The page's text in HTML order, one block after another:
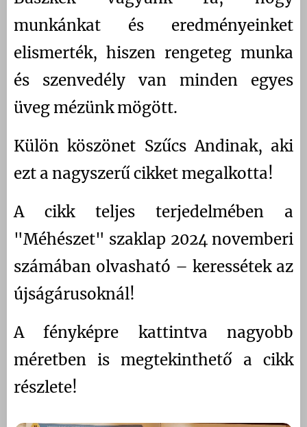
munkánkat és eredményeinket
elismerték, hiszen rengeteg munka
és szenvedély van minden egyes
üveg mézünk mögött.
Külön köszönet Szűcs Andinak, aki
ezt a nagyszerű cikket megalkotta!
A cikk teljes terjedelmében a
"Méhészet" szaklap 2024 novemberi
számában olvasható – keressétek az
újságárusoknál!
A fényképre kattintva nagyobb
méretben is megtekinthető a cikk
részlete!